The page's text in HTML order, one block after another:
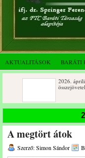
AKTUALITÁSOK BARÁTI
2026. áprilisi közgyűlés és
Rendkívüli közgyűlés és
A megtört átok
Szerző: Simon Sándor